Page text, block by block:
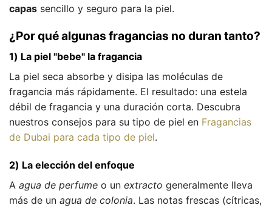
capas sencillo y seguro para la piel.
¿Por qué algunas fragancias no duran tanto?
1) La piel "bebe" la fragancia
La piel seca absorbe y disipa las moléculas de
fragancia más rápidamente. El resultado: una estela
débil de fragancia y una duración corta. Descubra
nuestros consejos para su tipo de piel en Fragancias
de Dubai para cada tipo de piel.
2) La elección del enfoque
A agua de perfume o un extracto generalmente lleva
más de un agua de colonia. Las notas frescas (cítricas,